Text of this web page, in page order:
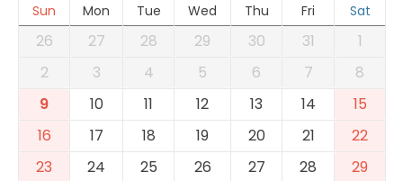
Sun
Mon Tue Wed Thu Fri Sat
26 27 28 29 30 31
1
2
3 4 5 6 7
8
9
10 11 12 13 14
15
16
17 18 19 20 21
22
23
24 25 26 27 28
29